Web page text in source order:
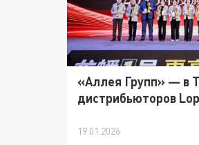
«Аллея Групп» — в
дистрибьюторов
19.01.2026